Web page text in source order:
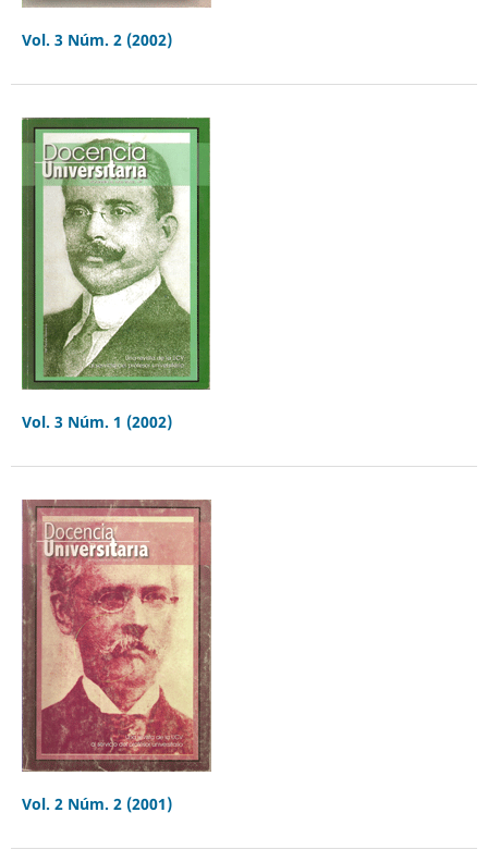
Vol. 3 Núm. 2 (2002)
Vol. 3 Núm. 1 (2002)
Vol. 2 Núm. 2 (2001)